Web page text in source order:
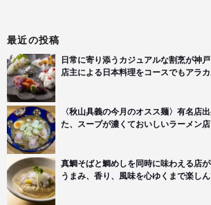
最近の投稿
日常に寄り添うカジュアルな割烹が神
店主による日本料理をコースでもアラ
〈秋山具義の今月のオスス麺〉有名店
た、スープが濃くておいしいラーメン店
真鯛そばと鯛めしを同時に味わえる店
うまみ、香り、風味を心ゆくまで楽し